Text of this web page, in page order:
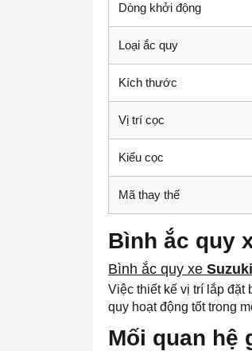
Dòng khởi động
Loại ắc quy
Kích thước
Vị trí cọc
Kiểu cọc
Mã thay thế
Bình ắc quy
Bình ắc quy xe
Việc thiết kế vị trí lắp đặt
quy hoạt động tốt trong
Mối quan hệ